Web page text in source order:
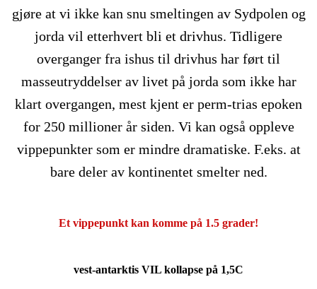
gjøre at vi ikke kan snu smeltingen av Sydpolen og
jorda vil etterhvert bli et drivhus. Tidligere
overganger fra ishus til drivhus har ført til
masseutryddelser av livet på jorda som ikke har
klart overgangen, mest kjent er perm-trias epoken
for 250 millioner år siden. Vi kan også oppleve
vippepunkter som er mindre dramatiske. F.eks. at
bare deler av kontinentet smelter ned.
Et vippepunkt kan komme på 1.5 grader!
vest-antarktis VIL kollapse på 1,5C